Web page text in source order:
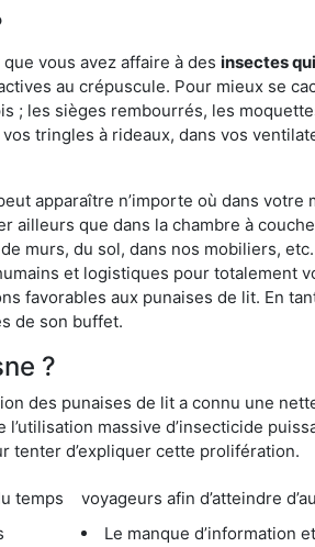
vous avez affaire à des insectes
au crépuscule. Pour mieux se
; les sièges rembourrés, les
tringles à rideaux, dans vos
apparaître n’importe où dans votre
que dans la chambre à
murs, du sol, dans nos mobiliers,
et logistiques pour totalement
favorables aux punaises de lit. En
de son buffet.
?
des punaises de lit a connu une
massive d’insecticide
tenter d’expliquer cette prolifération.
voyageurs afin d’atteindre
Le manque d’information